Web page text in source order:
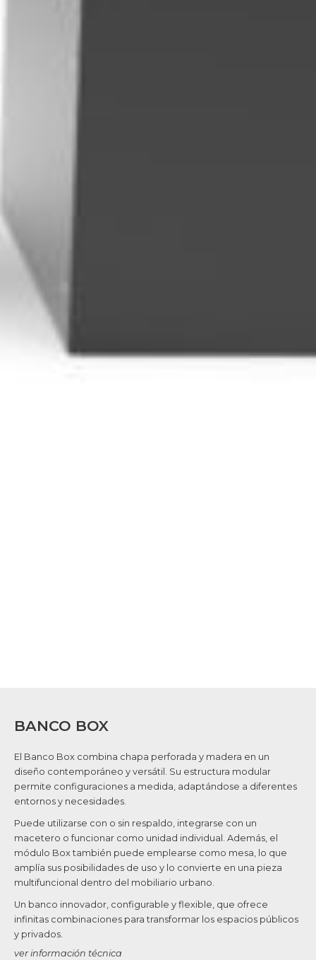
BANCO BOX
El Banco Box combina chapa perforada y madera en un
diseño contemporáneo y versátil. Su estructura modular
permite configuraciones a medida, adaptándose a diferentes
entornos y necesidades.
Puede utilizarse con o sin respaldo, integrarse con un
macetero o funcionar como unidad individual. Además, el
módulo Box también puede emplearse como mesa, lo que
amplía sus posibilidades de uso y lo convierte en una pieza
multifuncional dentro del mobiliario urbano.
Un banco innovador, configurable y flexible, que ofrece
infinitas combinaciones para transformar los espacios públicos
y privados.
ver información técnica